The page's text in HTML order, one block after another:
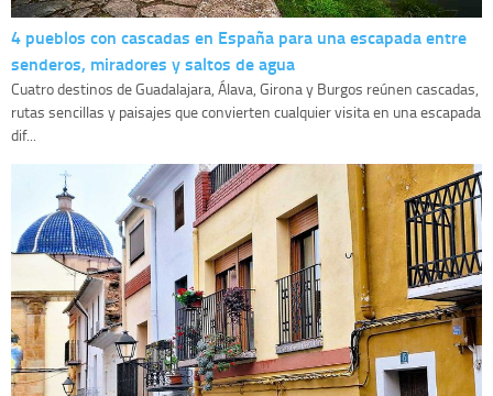
4 pueblos con cascadas en España para una escapada entre
senderos, miradores y saltos de agua
Cuatro destinos de Guadalajara, Álava, Girona y Burgos reúnen cascadas,
rutas sencillas y paisajes que convierten cualquier visita en una escapada
dif...